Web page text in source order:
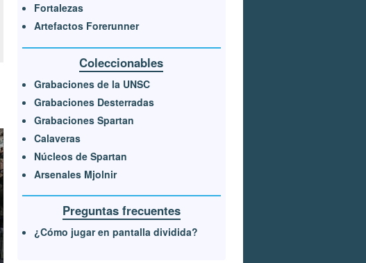
Fortalezas
Artefactos Forerunner
Coleccionables
Grabaciones de la UNSC
Grabaciones Desterradas
Grabaciones Spartan
Calaveras
Núcleos de Spartan
Arsenales Mjolnir
Preguntas frecuentes
¿Cómo jugar en pantalla dividida?